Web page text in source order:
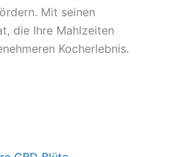
Mit seinen
die Ihre Mahlzeiten
Kocherlebnis.